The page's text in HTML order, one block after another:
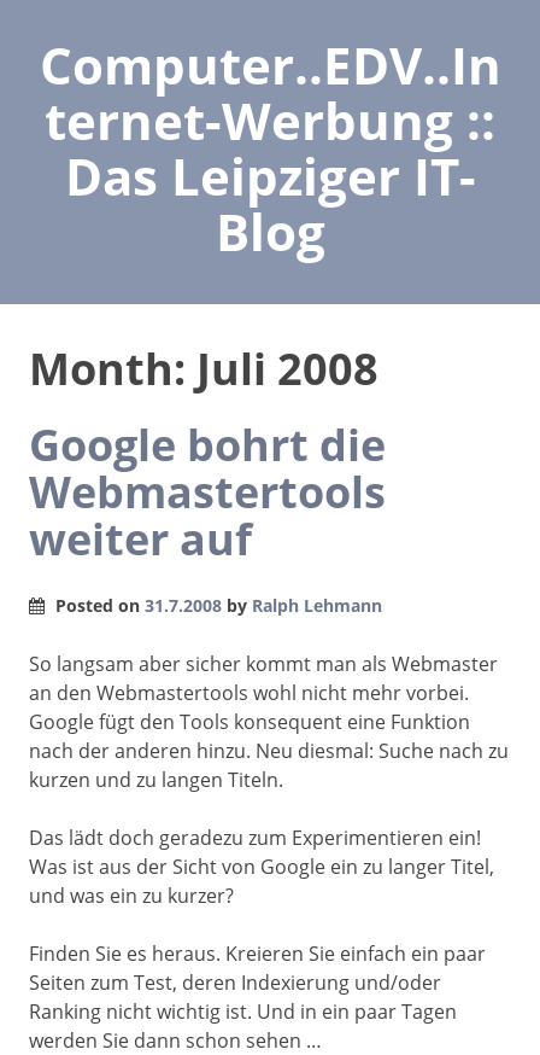
Computer..EDV..In
ternet-Werbung ::
Das Leipziger IT-
Blog
Month: Juli 2008
Google bohrt die
Webmastertools
weiter auf
Posted on 31.7.2008 by Ralph Lehmann
So langsam aber sicher kommt man als Webmaster
an den Webmastertools wohl nicht mehr vorbei.
Google fügt den Tools konsequent eine Funktion
nach der anderen hinzu. Neu diesmal: Suche nach zu
kurzen und zu langen Titeln.
Das lädt doch geradezu zum Experimentieren ein!
Was ist aus der Sicht von Google ein zu langer Titel,
und was ein zu kurzer?
Finden Sie es heraus. Kreieren Sie einfach ein paar
Seiten zum Test, deren Indexierung und/oder
Ranking nicht wichtig ist. Und in ein paar Tagen
werden Sie dann schon sehen …